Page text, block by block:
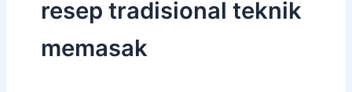
resep tradisional teknik
memasak